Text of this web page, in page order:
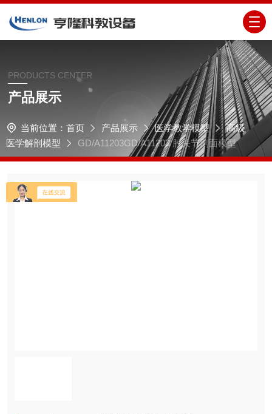
PRODUCTS CENTER
产品展示
当前位置： 首页 产品展示 医学教学模型
高级
医学解剖模型
GD/A11203GD/A11203 肘关节剖面模型